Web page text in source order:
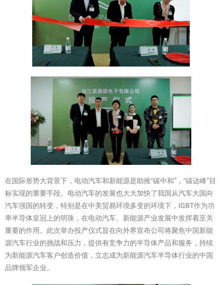
在国际形势大背景下，电动汽车和新能源是助推“碳中和”，“碳达峰”目
标实现的重要手段。电动汽车的发展也大大加快了我国从汽车大国向
汽车强国的转变，特别是在中美贸易环境多变的环境下，IGBT作为功
率半导体皇冠上的明珠，在电动汽车、新能源产业发展中发挥着至关
重要的作用。此次举办投产仪式旨在向外界宣布公司将聚焦中国新能
源汽车行业的挑战和压力，提供有竞争力的半导体产品和服务，持续
为新能源汽车客户创造价值，立志成为新能源汽车半导体行业的中国
品牌领军企业。